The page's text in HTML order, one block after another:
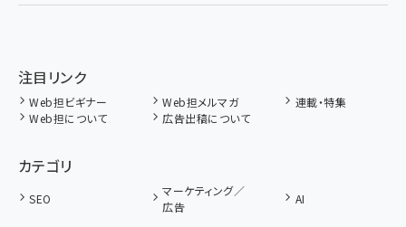
注目リンク
Web担ビギナー Web担メルマガ
連載・特集
Web担について
広告出稿について
カテゴリ
SEO
マーケティング／
広告
AI